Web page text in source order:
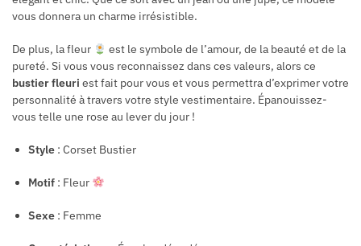
vous donnera un charme irrésistible.
De plus, la fleur
est le symbole de l’amour, de la beauté et de la
pureté. Si vous vous reconnaissez dans ces valeurs, alors ce
bustier fleuri est fait pour vous et vous permettra d’exprimer votre
personnalité à travers votre style vestimentaire. Épanouissez-
vous telle une rose au lever du jour !
Style : Corset Bustier
Motif : Fleur
Sexe : Femme